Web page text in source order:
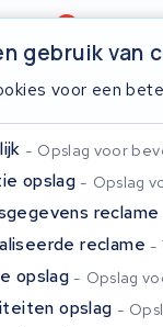
5
2 jaar
gebruik van
voor een
Opslag voor
opslag Opslag
reclame
reclame
opslag Opslag
opslag